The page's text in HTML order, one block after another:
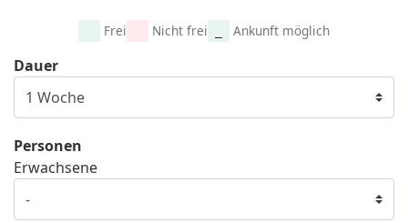
Frei Nicht frei Ankunft möglich
Dauer
Personen
Erwachsene